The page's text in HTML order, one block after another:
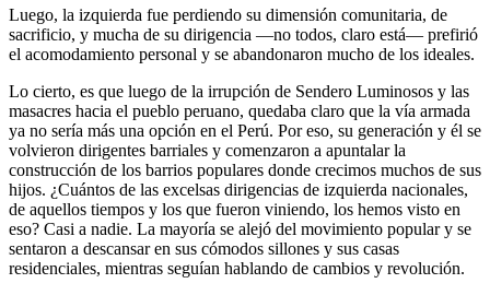
Luego, la izquierda fue perdiendo su dimensión comunitaria, de
sacrificio, y mucha de su dirigencia —no todos, claro está— prefirió
el acomodamiento personal y se abandonaron mucho de los ideales.
Lo cierto, es que luego de la irrupción de Sendero Luminosos y las
masacres hacia el pueblo peruano, quedaba claro que la vía armada
ya no sería más una opción en el Perú. Por eso, su generación y él se
volvieron dirigentes barriales y comenzaron a apuntalar la
construcción de los barrios populares donde crecimos muchos de sus
hijos. ¿Cuántos de las excelsas dirigencias de izquierda nacionales,
de aquellos tiempos y los que fueron viniendo, los hemos visto en
eso? Casi a nadie. La mayoría se alejó del movimiento popular y se
sentaron a descansar en sus cómodos sillones y sus casas
residenciales, mientras seguían hablando de cambios y revolución.